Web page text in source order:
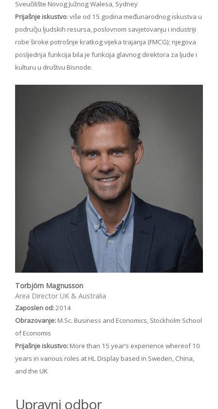
Sveučilište Novog Južnog Walesa, Sydney
Prijašnje iskustvo: više od 15 godina međunarodnog iskustva u
području ljudskih resursa, poslovnom savjetovanju i industriji
robe široke potrošnje kratkog vijeka trajanja (FMCG); njegova
posljednja funkcija bila je funkcija glavnog direktora za ljude i
kulturu u društvu Bisnode.
Torbjörn Magnusson
Area Director UK & Australia
Zaposlen od:2014
Obrazovanje:M.Sc. Business and Economics, Stockholm School
of Economis
Prijašnje iskustvo:More than 15 year’s experience whereof 10
years in various roles at HL Display based in Sweden, China,
and the UK
Upravni odbor